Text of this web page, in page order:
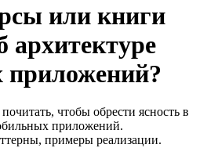
или книги
архитектуре
чтобы обрести ясность в
приложений.
примеры реализации.